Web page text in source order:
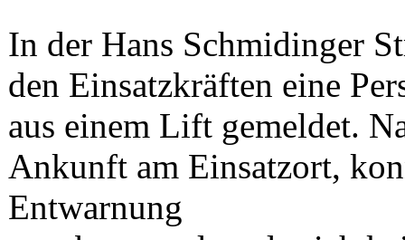
In der Hans Schmidinger
den Einsatzkräften eine
aus einem Lift gemeldet.
Ankunft am Einsatzort,
Entwarnung